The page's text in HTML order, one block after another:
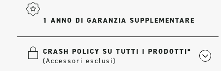
1 ANNO DI GARANZIA SUPPLEMENTARE
CRASH POLICY SU TUTTI I PRODOTTI*
(Accessori esclusi)